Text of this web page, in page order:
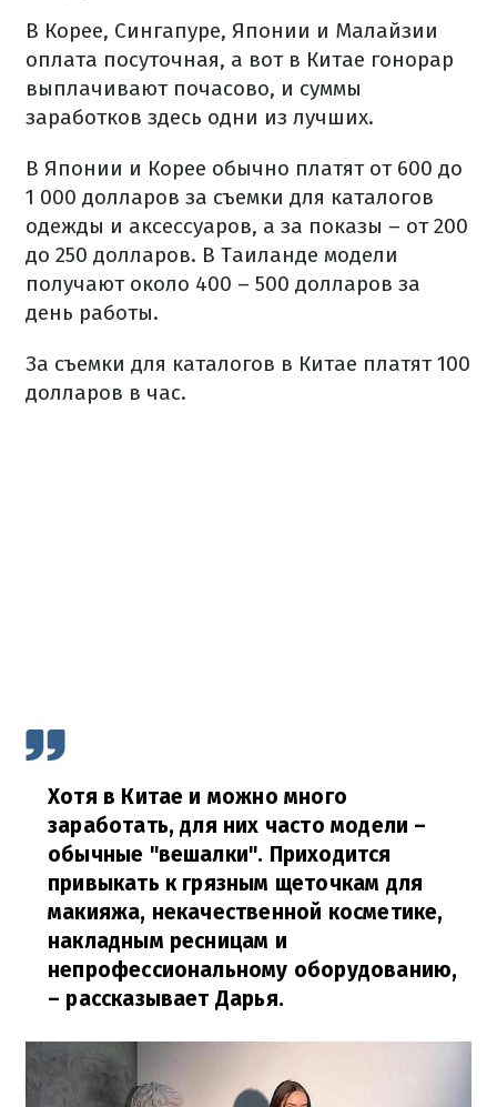
В Корее, Сингапуре, Японии и Малайзии
оплата посуточная, а вот в Китае гонорар
выплачивают почасово, и суммы
заработков здесь одни из лучших.
В Японии и Корее обычно платят от 600 до
1 000 долларов за съемки для каталогов
одежды и аксессуаров, а за показы – от 200
до 250 долларов. В Таиланде модели
получают около 400 – 500 долларов за
день работы.
За съемки для каталогов в Китае платят 100
долларов в час.
Хотя в Китае и можно много
заработать, для них часто модели –
обычные "вешалки". Приходится
привыкать к грязным щеточкам для
макияжа, некачественной косметике,
накладным ресницам и
непрофессиональному оборудованию,
– рассказывает Дарья.